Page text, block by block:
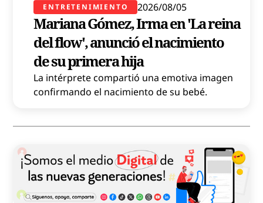
ENTRETENIMIENTO 2026/08/05
Mariana Gómez, Irma en 'La reina
del flow', anunció el nacimiento
de su primera hija
La intérprete compartió una emotiva imagen
confirmando el nacimiento de su bebé.